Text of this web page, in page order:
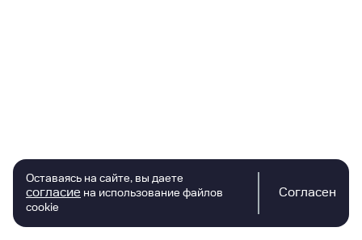
Оставаясь на сайте, вы даете
согласие на использование файлов
cookie
Согласен